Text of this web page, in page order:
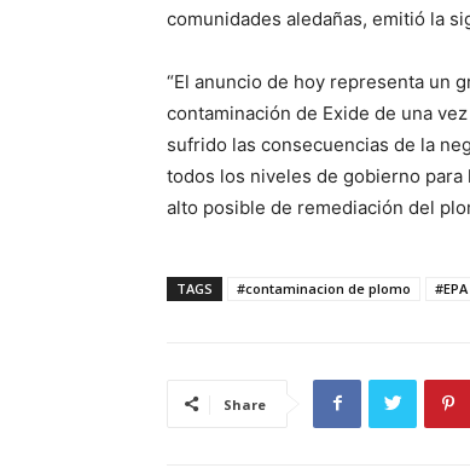
comunidades aledañas, emitió la
“El anuncio de hoy representa un
contaminación de Exide de una
sufrido las consecuencias de la
todos los niveles de gobierno
alto posible de remediación del
TAGS #contaminacion de plomo #EPA
Share